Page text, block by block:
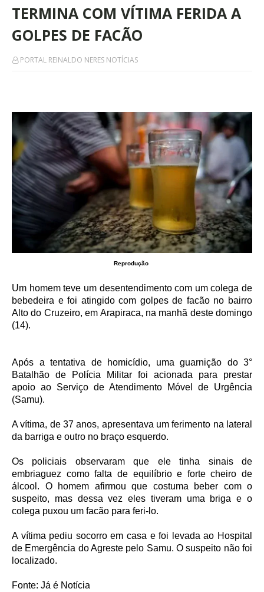
TERMINA COM VÍTIMA FERIDA A
GOLPES DE FACÃO
PORTAL REINALDO NERES NOTÍCIAS
Reprodução
Um homem teve um desentendimento com um colega de
bebedeira e foi atingido com golpes de facão no bairro
Alto do Cruzeiro, em Arapiraca, na manhã deste domingo
(14).
Após a tentativa de homicídio, uma guarnição do 3°
Batalhão de Polícia Militar foi acionada para prestar
apoio ao Serviço de Atendimento Móvel de Urgência
(Samu).
A vítima, de 37 anos, apresentava um ferimento na lateral
da barriga e outro no braço esquerdo.
Os policiais observaram que ele tinha sinais de
embriaguez como falta de equilíbrio e forte cheiro de
álcool. O homem afirmou que costuma beber com o
suspeito, mas dessa vez eles tiveram uma briga e o
colega puxou um facão para feri-lo.
A vítima pediu socorro em casa e foi levada ao Hospital
de Emergência do Agreste pelo Samu. O suspeito não foi
localizado.
Fonte: Já é Notícia